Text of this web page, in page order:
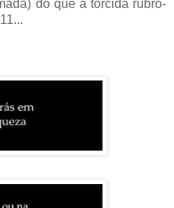
do que a torcida rubro-